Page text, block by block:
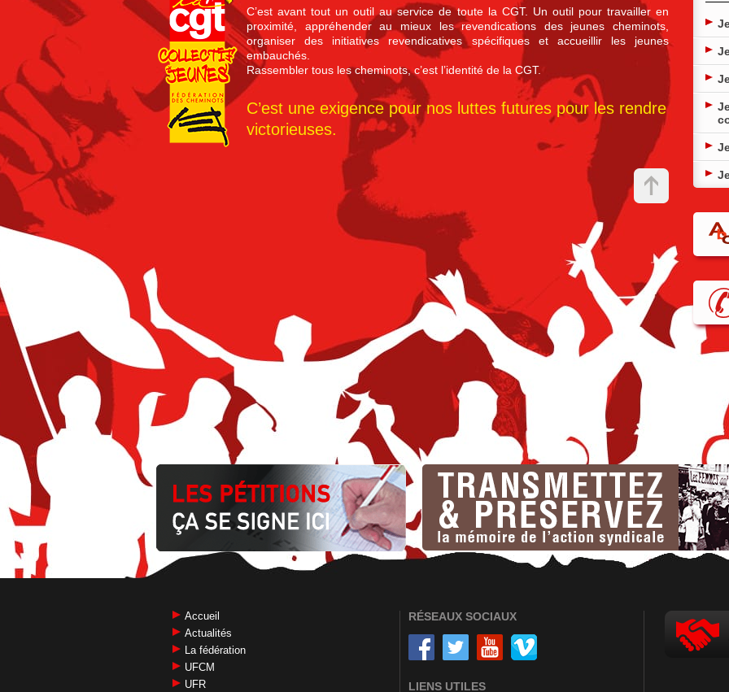
C’est avant tout un outil au service de toute la CGT. Un outil pour travailler en
proximité, appréhender au mieux les revendications des jeunes cheminots,
organiser des initiatives revendicatives spécifiques et accueillir les jeunes
embauchés.
Rassembler tous les cheminots, c’est l’identité de la CGT.
C’est une exigence pour nos luttes futures pour les rendre
victorieuses.
Accueil
Actualités
La fédération
UFCM
UFR
RÉSEAUX SOCIAUX
LIENS UTILES